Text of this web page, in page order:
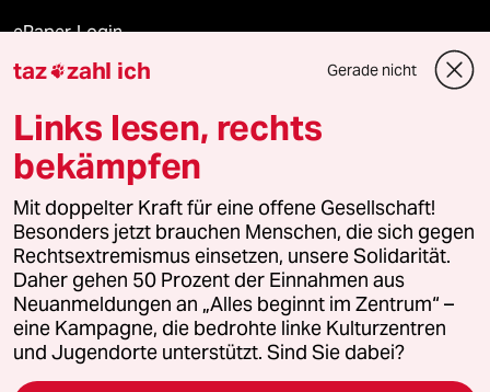
ePaper Login
Downloads für Abonnierende
© 2026 taz Verlags und Vertriebs GmbH
Alle Rechte vorbehalten. Bei rechtlichen Fragen oder für Genehmigungen
wenden Sie sich bitte an
lizenzen@taz.de
Feedback Redaktionsstatut Kommune-Richtlinien
Leitlinie Informant Datenschutz Impressum AGB
taz zahl ich Gerade nicht
Links lesen, rechts
bekämpfen
Mit doppelter Kraft für eine offene Gesellschaft!
Besonders jetzt brauchen Menschen, die sich gegen
Rechtsextremismus einsetzen, unsere Solidarität.
Daher gehen 50 Prozent der Einnahmen aus
Neuanmeldungen an „Alles beginnt im Zentrum“ –
eine Kampagne, die bedrohte linke Kulturzentren
und Jugendorte unterstützt. Sind Sie dabei?